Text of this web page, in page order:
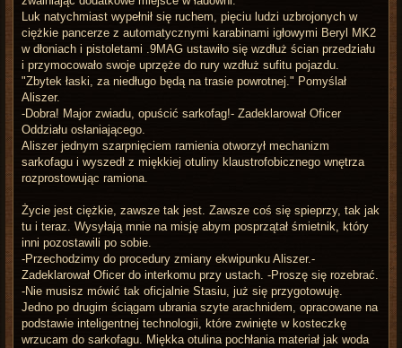
Luk natychmiast wypełnił się ruchem, pięciu ludzi uzbrojonych w
ciężkie pancerze z automatycznymi karabinami igłowymi Beryl MK2
w dłoniach i pistoletami .9MAG ustawiło się wzdłuż ścian przedziału
i przymocowało swoje uprzęże do rury wzdłuż sufitu pojazdu.
"Zbytek łaski, za niedługo będą na trasie powrotnej." Pomyślał
Aliszer.
-Dobra! Major zwiadu, opuścić sarkofag!- Zadeklarował Oficer
Oddziału osłaniającego.
Aliszer jednym szarpnięciem ramienia otworzył mechanizm
sarkofagu i wyszedł z miękkiej otuliny klaustrofobicznego wnętrza
rozprostowując ramiona.
Życie jest ciężkie, zawsze tak jest. Zawsze coś się spieprzy, tak jak
tu i teraz. Wysyłają mnie na misję abym posprzątał śmietnik, który
inni pozostawili po sobie.
-Przechodzimy do procedury zmiany ekwipunku Aliszer.-
Zadeklarował Oficer do interkomu przy ustach. -Proszę się rozebrać.
-Nie musisz mówić tak oficjalnie Stasiu, już się przygotowuję.
Jedno po drugim ściągam ubrania szyte arachnidem, opracowane na
podstawie inteligentnej technologii, które zwinięte w kosteczkę
wrzucam do sarkofagu. Miękka otulina pochłania materiał jak woda